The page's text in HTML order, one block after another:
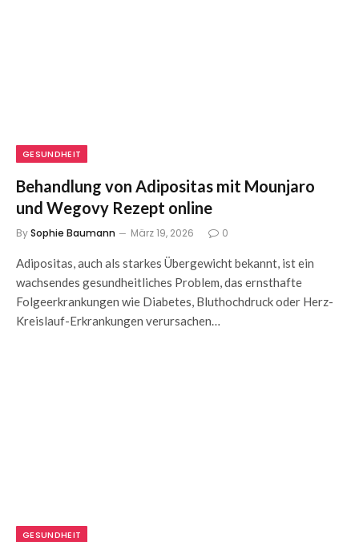
GESUNDHEIT
Behandlung von Adipositas mit Mounjaro
und Wegovy Rezept online
BySophie Baumann März 19, 2026 0
Adipositas, auch als starkes Übergewicht bekannt, ist ein
wachsendes gesundheitliches Problem, das ernsthafte
Folgeerkrankungen wie Diabetes, Bluthochdruck oder Herz-
Kreislauf-Erkrankungen verursachen…
GESUNDHEIT